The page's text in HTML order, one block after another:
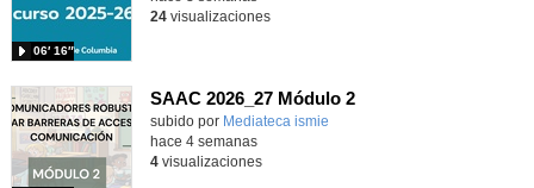
06′ 16″
24visualizaciones
SAAC 2026_27 Módulo 2
subido por Mediateca ismie
hace 4 semanas
4visualizaciones